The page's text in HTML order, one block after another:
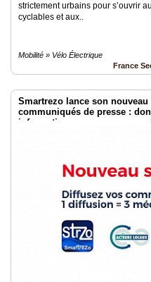
strictement urbains pour s’ouvrir
cyclables et aux..
Mobilité » Vélo Électrique
France
Smartrezo lance son
communiqués de presse :
informations sans